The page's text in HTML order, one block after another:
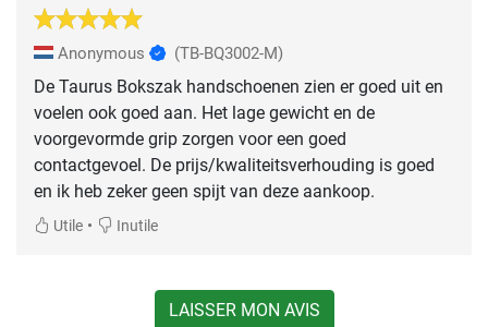
Anonymous (TB-BQ3002-M)
De Taurus Bokszak handschoenen zien er goed uit en
voelen ook goed aan. Het lage gewicht en de
voorgevormde grip zorgen voor een goed
contactgevoel. De prijs/kwaliteitsverhouding is goed
en ik heb zeker geen spijt van deze aankoop.
Utile • Inutile
LAISSER MON AVIS